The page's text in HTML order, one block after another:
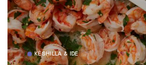
KËSHILLA & IDE